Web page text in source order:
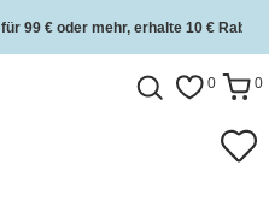
99 € oder mehr, erhalte 10 € Rabatt.
Tage Geld-zurück-Garantie. 0 0